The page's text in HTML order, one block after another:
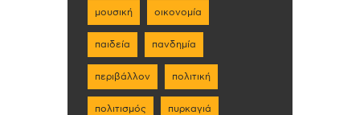
μουσική οικονομία
παιδεία πανδημία
περιβάλλον πολιτική
πολιτισμός πυρκαγιά